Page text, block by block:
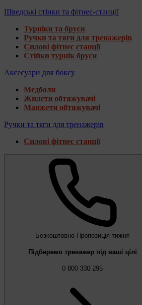
Шведські стінки та фітнес-станції
Турніки та бруси
Ручки та тяги для тренажерів
Силові фітнес станції
Стійки турнік бруси
Аксесуари для боксу
Медболи
Жилети обтяжувачі
Манжети обтяжувачі
Ручки та тяги для тренажерів
Силові фітнес станції
Безкоштовно Пропозиція тижня
Підберемо тренажер під ваші цілі
0 800 330 295